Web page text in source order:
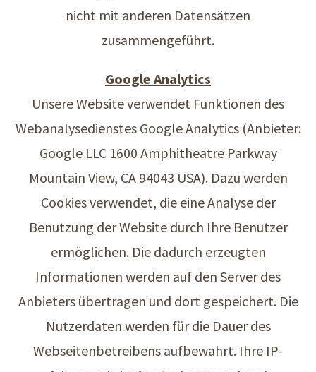
nicht mit anderen Datensätzen
zusammengeführt.
Google Analytics
Unsere Website verwendet Funktionen des
Webanalysedienstes Google Analytics (Anbieter:
Google LLC 1600 Amphitheatre Parkway
Mountain View, CA 94043 USA). Dazu werden
Cookies verwendet, die eine Analyse der
Benutzung der Website durch Ihre Benutzer
ermöglichen. Die dadurch erzeugten
Informationen werden auf den Server des
Anbieters übertragen und dort gespeichert. Die
Nutzerdaten werden für die Dauer des
Webseitenbetreibens aufbewahrt. Ihre IP-